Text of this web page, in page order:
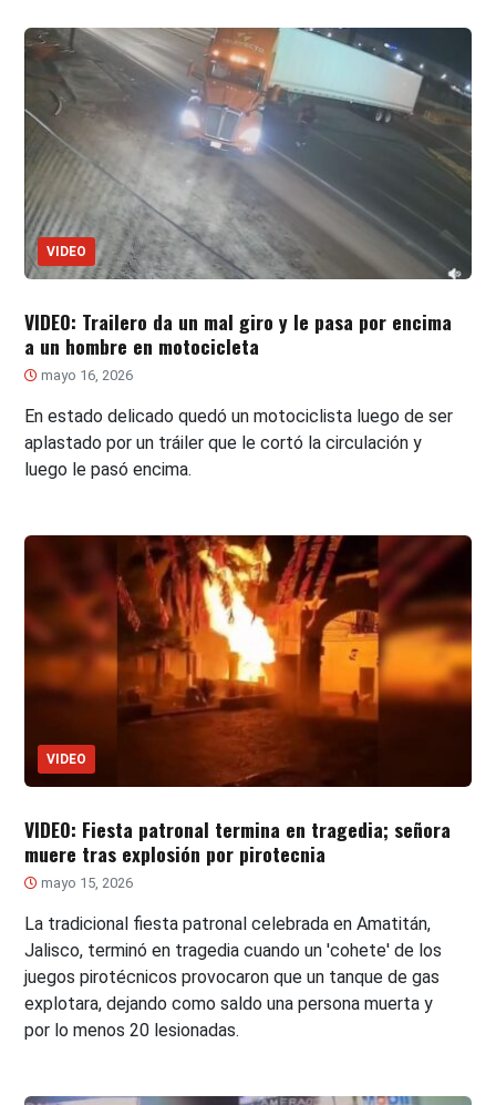
VIDEO
VIDEO: Trailero da un mal giro y le pasa por encima
a un hombre en motocicleta
mayo 16, 2026
En estado delicado quedó un motociclista luego de ser
aplastado por un tráiler que le cortó la circulación y
luego le pasó encima.
VIDEO
VIDEO: Fiesta patronal termina en tragedia; señora
muere tras explosión por pirotecnia
mayo 15, 2026
La tradicional fiesta patronal celebrada en Amatitán,
Jalisco, terminó en tragedia cuando un 'cohete' de los
juegos pirotécnicos provocaron que un tanque de gas
explotara, dejando como saldo una persona muerta y
por lo menos 20 lesionadas.